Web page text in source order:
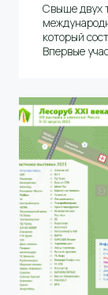
Свыше двух
который
Впервые